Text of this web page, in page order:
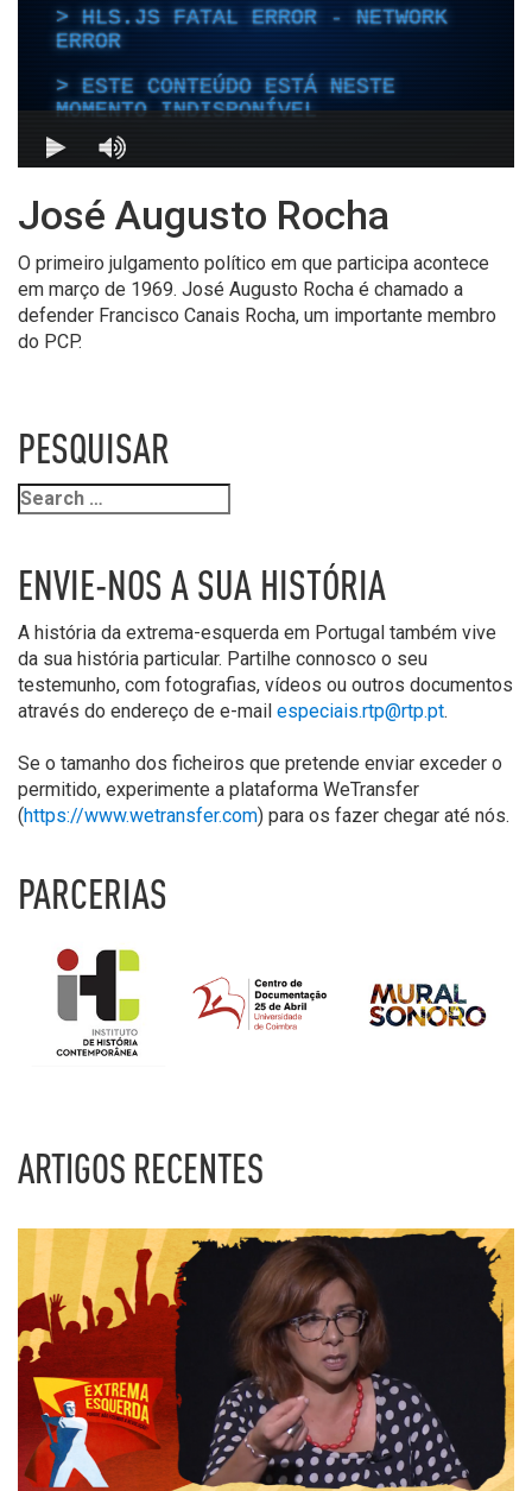
José Augusto Rocha
O primeiro julgamento político em que participa acontece
em março de 1969. José Augusto Rocha é chamado a
defender Francisco Canais Rocha, um importante membro
do PCP.
PESQUISAR
ENVIE-NOS A SUA HISTÓRIA
A história da extrema-esquerda em Portugal também vive
da sua história particular. Partilhe connosco o seu
testemunho, com fotografias, vídeos ou outros documentos
através do endereço de e-mail especiais.rtp@rtp.pt.
Se o tamanho dos ficheiros que pretende enviar exceder o
permitido, experimente a plataforma WeTransfer
(https://www.wetransfer.com) para os fazer chegar até nós.
PARCERIAS
ARTIGOS RECENTES